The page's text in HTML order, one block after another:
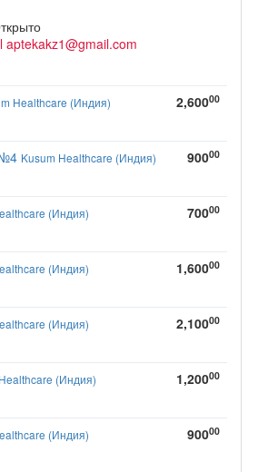
Healthcare (Индия) 2,60000
Kusum Healthcare (Индия) 90000
(Индия) 70000
(Индия) 1,60000
(Индия) 2,10000
(Индия) 1,20000
(Индия) 90000